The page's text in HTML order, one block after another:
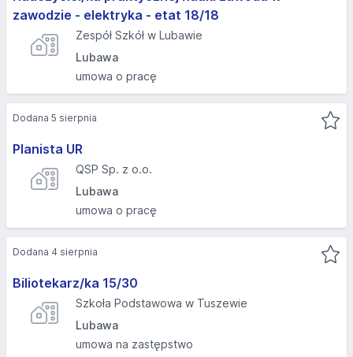
zawodzie - elektryka - etat 18/18
Zespół Szkół w Lubawie
Lubawa
umowa o pracę
Planista UR
QSP Sp. z o.o.
Lubawa
umowa o pracę
Dodana 5 sierpnia
Biliotekarz/ka 15/30
Szkoła Podstawowa w Tuszewie
Lubawa
umowa na zastępstwo
Dodana 4 sierpnia